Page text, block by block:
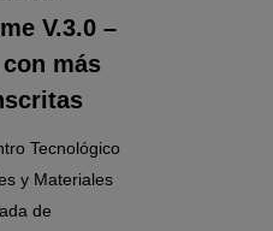
V.3.0 –
más
Tecnológico
y Materiales
de